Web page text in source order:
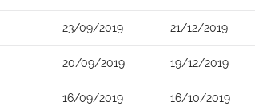
23/09/2019 21/12/2019
20/09/2019 19/12/2019
16/09/2019 16/10/2019